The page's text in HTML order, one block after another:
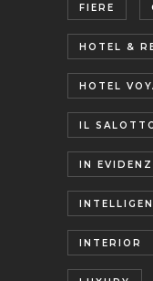
FIERE
HOTEL &
HOTEL
IL
IN
INTERIOR